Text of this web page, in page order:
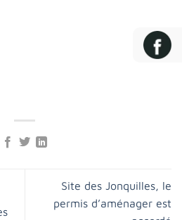
Site des Jonquilles, le
permis d’aménager est